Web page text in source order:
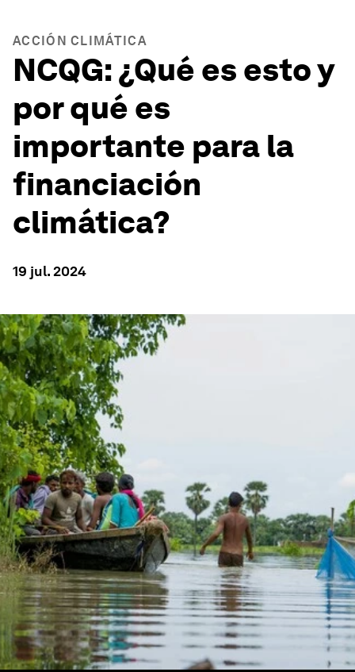
ACCIÓN CLIMÁTICA
NCQG: ¿Qué es esto y
por qué es
importante para la
financiación
climática?
19 jul. 2024